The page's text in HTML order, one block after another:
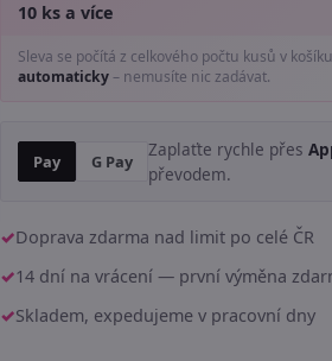
10 ks a více
Sleva se počítá z celkového počtu kusů v
automaticky– nemusíte nic zadávat.
Pay G Pay
Zaplaťte rychle přes
převodem.
Doprava zdarma nad limit po celé ČR
14 dní na vrácení — první výměna
Skladem, expedujeme v pracovní dny